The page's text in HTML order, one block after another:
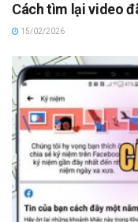
Cách tìm lại video
15/02/2026